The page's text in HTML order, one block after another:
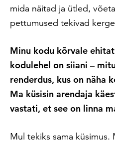
mida näitad ja ütled,
pettumused tekivad
Minu kodu kõrvale
kodulehel on siiani –
renderdus, kus on näha
Ma küsisin arendaja
vastati, et see on linna
Mul tekiks sama küsimus.